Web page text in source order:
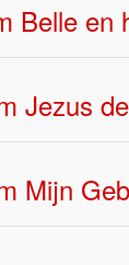
Belle en
Jezus
Mijn